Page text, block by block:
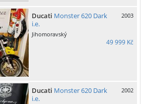
Ducati Monster 620 Dark
i.e.
2003
Jihomoravský
49 999 Kč
Ducati Monster 620 Dark
i.e.
2002